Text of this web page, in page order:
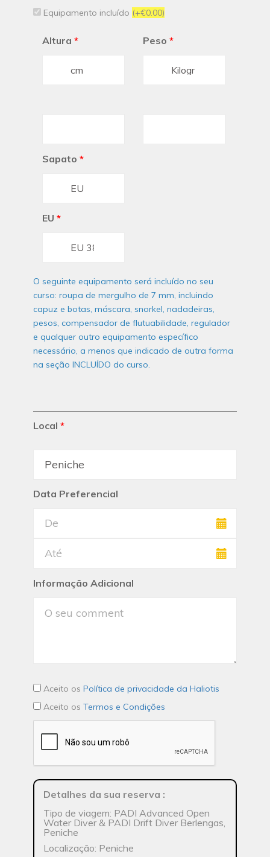
Equipamento incluído (+€0.00)
Altura * Peso *
Sapato *
EU *
O seguinte equipamento será incluído no seu
curso: roupa de mergulho de 7 mm, incluindo
capuz e botas, máscara, snorkel, nadadeiras,
pesos, compensador de flutuabilidade, regulador
e qualquer outro equipamento específico
necessário, a menos que indicado de outra forma
na seção INCLUÍDO do curso.
Local *
Data Preferencial
Informação Adicional
Aceito os Política de privacidade da Haliotis
Aceito os Termos e Condições
Detalhes da sua reserva :
Tipo de viagem: PADI Advanced Open
Water Diver & PADI Drift Diver Berlengas,
Peniche
Localização: Peniche